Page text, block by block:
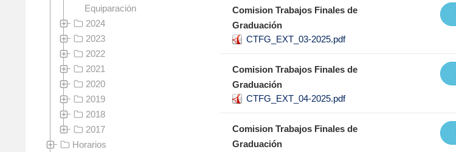
Comision Trabajos Finales de
Graduación
CTFG_EXT_03-2025.pdf
Comision Trabajos Finales de
Graduación
CTFG_EXT_04-2025.pdf
Comision Trabajos Finales de
Graduación
Equiparación
2024
2023
2022
2021
2020
2019
2018
2017
Horarios